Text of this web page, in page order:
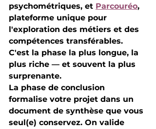
psychométriques, et Parcouréo,
plateforme unique pour
l'exploration des métiers et des
compétences transférables.
C'est la phase la plus longue, la
plus riche — et souvent la plus
surprenante.
La phase de conclusion
formalise votre projet dans un
document de synthèse que vous
seul(e) conservez. On valide